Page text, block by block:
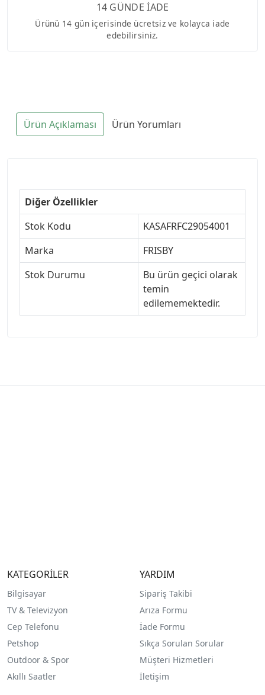
14 GÜNDE İADE
Ürünü 14 gün içerisinde ücretsiz ve kolayca iade
edebilirsiniz.
Ürün Açıklaması Ürün Yorumları
Diğer Özellikler
Stok Kodu
KASAFRFC29054001
Marka
FRISBY
Stok Durumu
Bu ürün geçici olarak
temin
edilememektedir.
KATEGORİLER
Bilgisayar
TV & Televizyon
Cep Telefonu
Petshop
Outdoor & Spor
Akıllı Saatler
YARDIM
Sipariş Takibi
Arıza Formu
İade Formu
Sıkça Sorulan Sorular
Müşteri Hizmetleri
İletişim